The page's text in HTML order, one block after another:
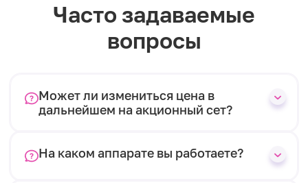
Часто задаваемые
вопросы
Может ли измениться цена в
дальнейшем на акционный сет?
На каком аппарате вы работаете?